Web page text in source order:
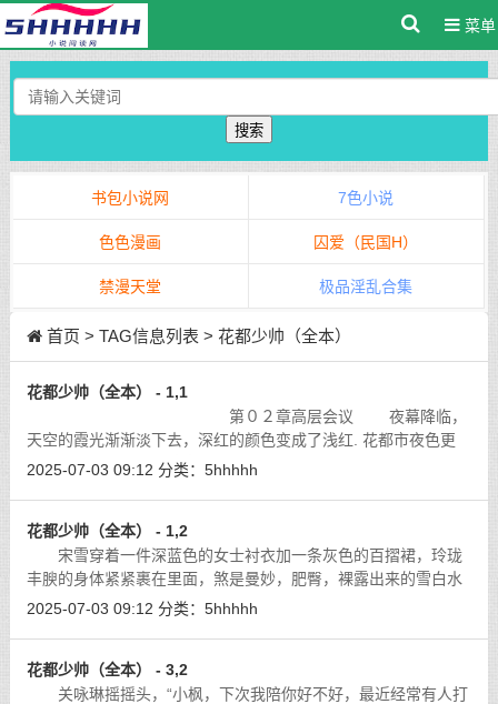
菜单
搜索
书包小说网 7色小说
色色漫画 囚爱（民国H）
禁漫天堂 极品淫乱合集
首页 > TAG信息列表 > 花都少帅（全本）
花都少帅（全本） - 1,1
第０２章高层会议 夜幕降临，
天空的霞光渐渐淡下去，深红的颜色变成了浅红. 花都市夜色更
浓，各处的灯火也陆续亮了起来。尤其是山坡上那一片片灯光，
2025-07-03 09:12 分类： 5hhhhh
花都少帅（全本） - 1,2
宋雪穿着一件深蓝色的女士衬衣加一条灰色的百摺裙，玲珑
丰腴的身体紧紧裹在里面，煞是曼妙，肥臀，裸露出来的雪白水
嫩，根本就不像是已近四十的中年女性。那只及膝上近二十公分
2025-07-03 09:12 分类： 5hhhhh
花都少帅（全本） - 3,2
关咏琳摇摇头，“小枫，下次我陪你好不好，最近经常有人打